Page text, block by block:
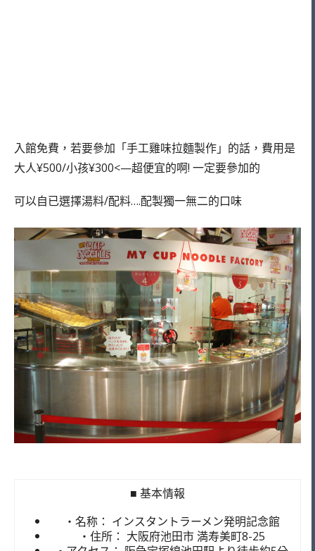
入館免費，若要參加「手工雞味拉麵製作」的話，費用是
大人¥500/小孩¥300<—超便宜的啊! 一定要參加的
可以自已選擇湯料/配料….配製獨一無二的口味
■ 基本情報
・名称： インスタントラーメン発明記念館
・住所： 大阪府池田市 満寿美町8-25